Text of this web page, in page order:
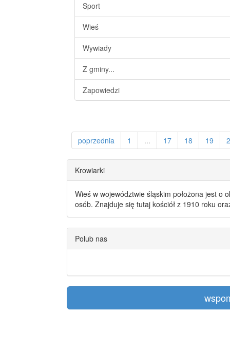
Sport
Wieś
Wywiady
Z gminy...
Zapowiedzi
poprzednia 1 ... 17 18 19
Krowiarki
Wieś w województwie śląskim położona jest o
osób. Znajduje się tutaj kościół z 1910 roku
Polub nas